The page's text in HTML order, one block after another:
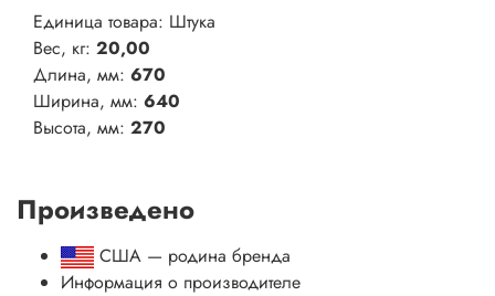
Единица товара: Штука
Вес, кг: 20,00
Длина, мм: 670
Ширина, мм: 640
Высота, мм: 270
Произведено
США — родина бренда
Информация о производителе